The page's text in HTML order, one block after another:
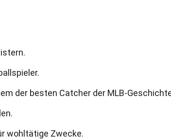
der besten Catcher der MLB-
wohltätige Zwecke.